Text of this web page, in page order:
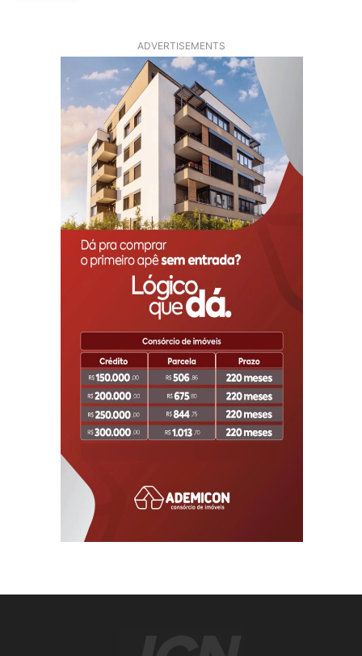
ADVERTISEMENTS